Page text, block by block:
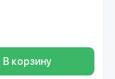
В корзину